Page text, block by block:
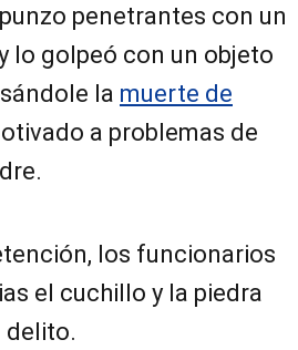
penetrantes con un
lo golpeó con un objeto
la muerte de
a problemas de
los funcionarios
el cuchillo y la piedra
delito.